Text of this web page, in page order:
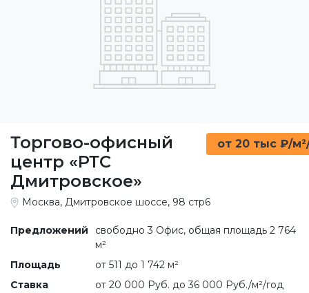
Торгово-офисный
центр «РТС
Дмитровское»
от 20 тыс ₽/
Москва, Дмитровское шоссе, 98 стр6
Предложений
свободно 3 Офис, общая площадь 2 764
м²
Площадь
от 511 до 1 742 м²
Ставка
от 20 000 Руб. до 36 000 Руб./м²/год